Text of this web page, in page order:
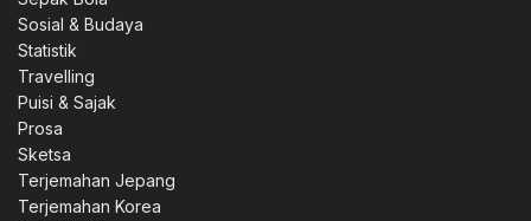
Sosial & Budaya
Statistik
Travelling
Puisi & Sajak
Prosa
Sketsa
Terjemahan Jepang
Terjemahan Korea